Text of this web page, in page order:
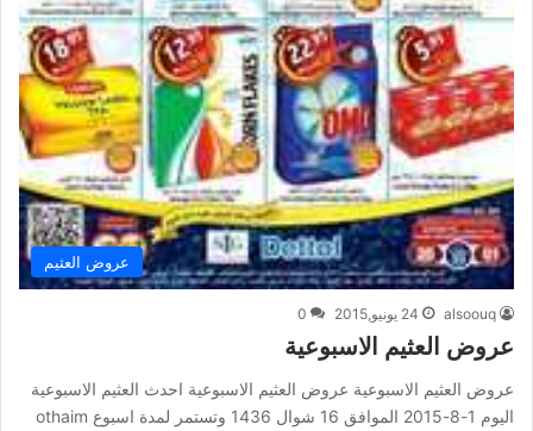
عروض العثيم
alsoouq 24 يونيو,2015 0
عروض العثيم الاسبوعية
عروض العثيم الاسبوعية عروض العثيم الاسبوعية احدث العثيم الاسبوعية
اليوم 1-8-2015 الموافق 16 شوال 1436 وتستمر لمدة اسبوع othaim